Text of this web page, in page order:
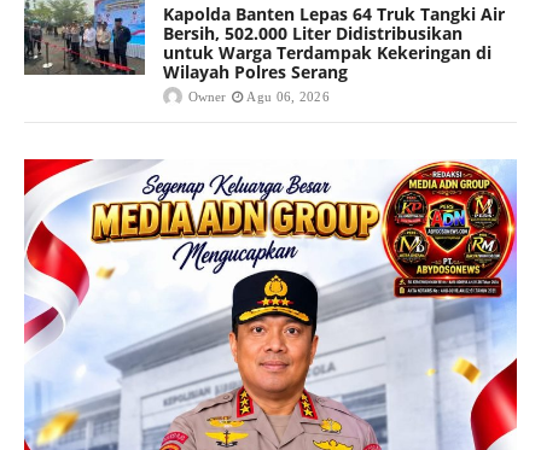
Kapolda Banten Lepas 64 Truk Tangki Air
Bersih, 502.000 Liter Didistribusikan
untuk Warga Terdampak Kekeringan di
Wilayah Polres Serang
Owner Agu 06, 2026